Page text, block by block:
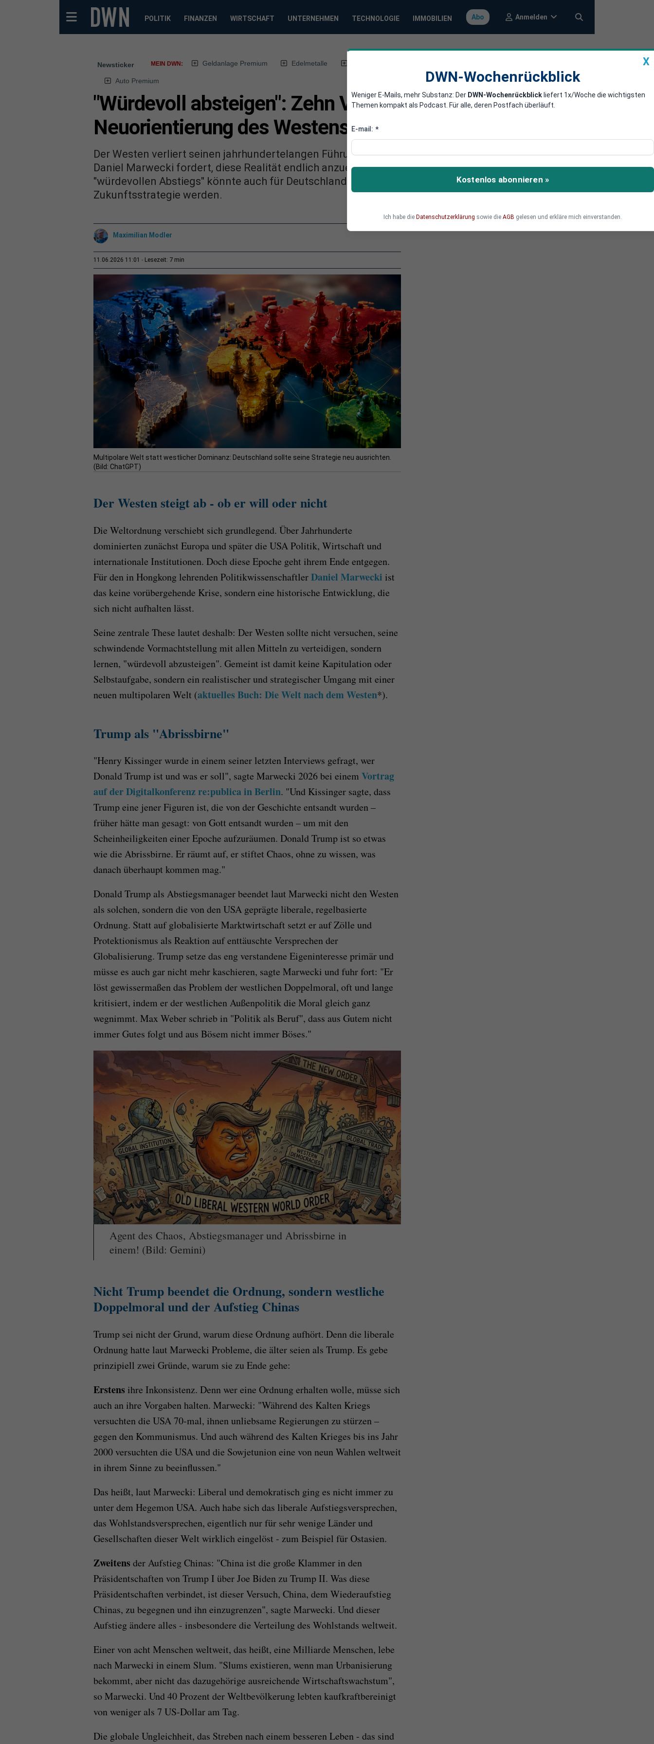
POLITIK FINANZEN WIRTSCHAFT UNTERNEHMEN TECHNOLOGIE IMMOBILIEN Abo Anmelden
Newsticker MEIN DWN: Geldanlage Premium Edelmetalle
Auto Premium
"Würdevoll absteigen": Zehn Vorschläge zur
Neuorientierung des Westens
Der Westen verliert seinen jahrhundertelangen Führungsanspruch – und Politikwissenschaftler
Daniel Marwecki fordert, diese Realität endlich anzuerkennen. Seine provokante Idee eines
"würdevollen Abstiegs" könnte auch für Deutschlands Wirtschaft zur entscheidenden
Zukunftsstrategie werden.
Maximilian Modler
11.06.2026 11:01 Lesezeit: 7 min
Multipolare Welt statt westlicher Dominanz: Deutschland sollte seine Strategie neu ausrichten.
(Bild: ChatGPT)
Der Westen steigt ab - ob er will oder nicht
Die Weltordnung verschiebt sich grundlegend. Über Jahrhunderte
dominierten zunächst Europa und später die USA Politik, Wirtschaft und
internationale Institutionen. Doch diese Epoche geht ihrem Ende entgegen.
Für den in Hongkong lehrenden PolitikwissenschaftlerDaniel Marwecki ist
das keine vorübergehende Krise, sondern eine historische Entwicklung, die
sich nicht aufhalten lässt.
Seine zentrale These lautet deshalb: Der Westen sollte nicht versuchen, seine
schwindende Vormachtstellung mit allen Mitteln zu verteidigen, sondern
lernen, "würdevoll abzusteigen". Gemeint ist damit keine Kapitulation oder
Selbstaufgabe, sondern ein realistischer und strategischer Umgang mit einer
neuen multipolaren Welt (aktuelles Buch: Die Welt nach dem Westen*).
Trump als "Abrissbirne"
"Henry Kissinger wurde in einem seiner letzten Interviews gefragt, wer
Donald Trump ist und was er soll", sagte Marwecki 2026 bei einem Vortrag
auf der Digitalkonferenz re:publica in Berlin. "Und Kissinger sagte, dass
Trump eine jener Figuren ist, die von der Geschichte entsandt wurden –
früher hätte man gesagt: von Gott entsandt wurden – um mit den
Scheinheiligkeiten einer Epoche aufzuräumen. Donald Trump ist so etwas
wie die Abrissbirne. Er räumt auf, er stiftet Chaos, ohne zu wissen, was
danach überhaupt kommen mag."
Donald Trump als Abstiegsmanager beendet laut Marwecki nicht den Westen
als solchen, sondern die von den USA geprägte liberale, regelbasierte
Ordnung. Statt auf globalisierte Marktwirtschaft setzt er auf Zölle und
Protektionismus als Reaktion auf enttäuschte Versprechen der
Globalisierung. Trump setze das eng verstandene Eigeninteresse primär und
müsse es auch gar nicht mehr kaschieren, sagte Marwecki und fuhr fort: "Er
löst gewissermaßen das Problem der westlichen Doppelmoral, oft und lange
kritisiert, indem er der westlichen Außenpolitik die Moral gleich ganz
wegnimmt. Max Weber schrieb in "Politik als Beruf", dass aus Gutem nicht
immer Gutes folgt und aus Bösem nicht immer Böses."
Agent des Chaos, Abstiegsmanager und Abrissbirne in
einem! (Bild: Gemini)
Nicht Trump beendet die Ordnung, sondern westliche
Doppelmoral und der Aufstieg Chinas
Trump sei nicht der Grund, warum diese Ordnung aufhört. Denn die liberale
Ordnung hatte laut Marwecki Probleme, die älter seien als Trump. Es gebe
prinzipiell zwei Gründe, warum sie zu Ende gehe:
Erstens ihre Inkonsistenz. Denn wer eine Ordnung erhalten wolle, müsse sich
auch an ihre Vorgaben halten. Marwecki: "Während des Kalten Kriegs
versuchten die USA 70-mal, ihnen unliebsame Regierungen zu stürzen –
gegen den Kommunismus. Und auch während des Kalten Krieges bis ins Jahr
2000 versuchten die USA und die Sowjetunion eine von neun Wahlen weltweit
in ihrem Sinne zu beeinflussen."
Das heißt, laut Marwecki: Liberal und demokratisch ging es nicht immer zu
unter dem Hegemon USA. Auch habe sich das liberale Aufstiegsversprechen,
das Wohlstandsversprechen, eigentlich nur für sehr wenige Länder und
Gesellschaften dieser Welt wirklich eingelöst - zum Beispiel für Ostasien.
Zweitens der Aufstieg Chinas: "China ist die große Klammer in den
Präsidentschaften von Trump I über Joe Biden zu Trump II. Was diese
Präsidentschaften verbindet, ist dieser Versuch, China, dem Wiederaufstieg
Chinas, zu begegnen und ihn einzugrenzen", sagte Marwecki. Und dieser
Aufstieg ändere alles - insbesondere die Verteilung des Wohlstands weltweit.
Einer von acht Menschen weltweit, das heißt, eine Milliarde Menschen, lebe
nach Marwecki in einem Slum. "Slums existieren, wenn man Urbanisierung
bekommt, aber nicht das dazugehörige ausreichende Wirtschaftswachstum",
so Marwecki. Und 40 Prozent der Weltbevölkerung lebten kaufkraftbereinigt
von weniger als 7 US-Dollar am Tag.
Die globale Ungleichheit, das Streben nach einem besseren Leben - das sind
X
DWN-Wochenrückblick
Weniger E-Mails, mehr Substanz: Der DWN-Wochenrückblick liefert 1x/Woche die wichtigsten
Themen kompakt als Podcast. Für alle, deren Postfach überläuft.
E-mail: *
Kostenlos abonnieren »
Ich habe die Datenschutzerklärung sowie die AGB gelesen und erkläre mich einverstanden.